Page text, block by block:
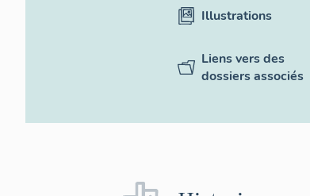
Illustrations
Liens vers des
dossiers associés